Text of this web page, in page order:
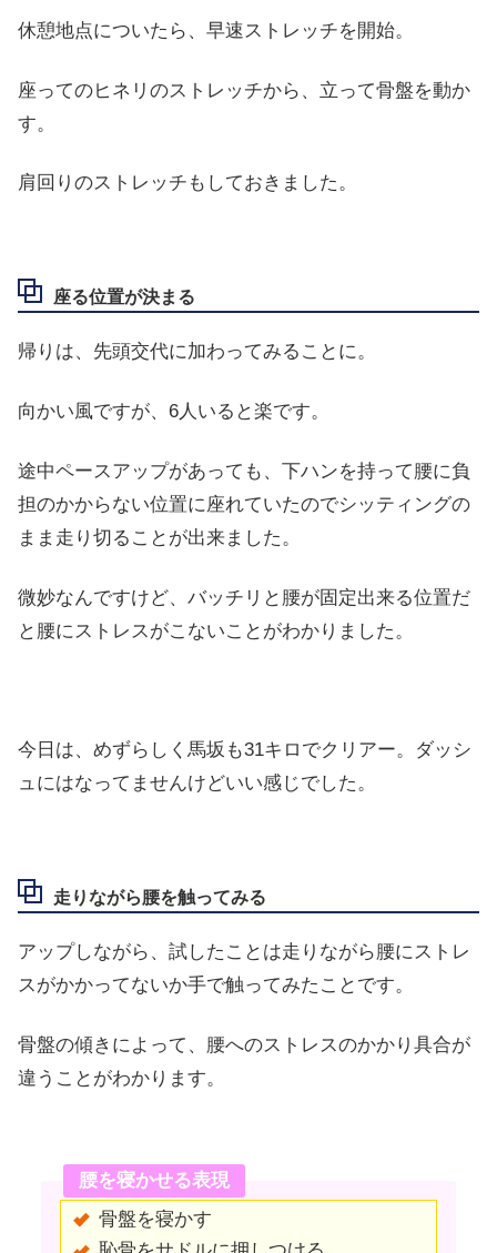
休憩地点についたら、早速ストレッチを開始。
座ってのヒネリのストレッチから、立って骨盤を動か
す。
肩回りのストレッチもしておきました。
座る位置が決まる
帰りは、先頭交代に加わってみることに。
向かい風ですが、6人いると楽です。
途中ペースアップがあっても、下ハンを持って腰に負
担のかからない位置に座れていたのでシッティングの
まま走り切ることが出来ました。
微妙なんですけど、バッチリと腰が固定出来る位置だ
と腰にストレスがこないことがわかりました。
今日は、めずらしく馬坂も31キロでクリアー。ダッシ
ュにはなってませんけどいい感じでした。
走りながら腰を触ってみる
アップしながら、試したことは走りながら腰にストレ
スがかかってないか手で触ってみたことです。
骨盤の傾きによって、腰へのストレスのかかり具合が
違うことがわかります。
腰を寝かせる表現
骨盤を寝かす